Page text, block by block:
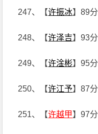
247、【许振冰】89分
248、【许泽吉】93分
249、【许淦彬】95分
250、【许江予】87分
251、【许越甲】97分